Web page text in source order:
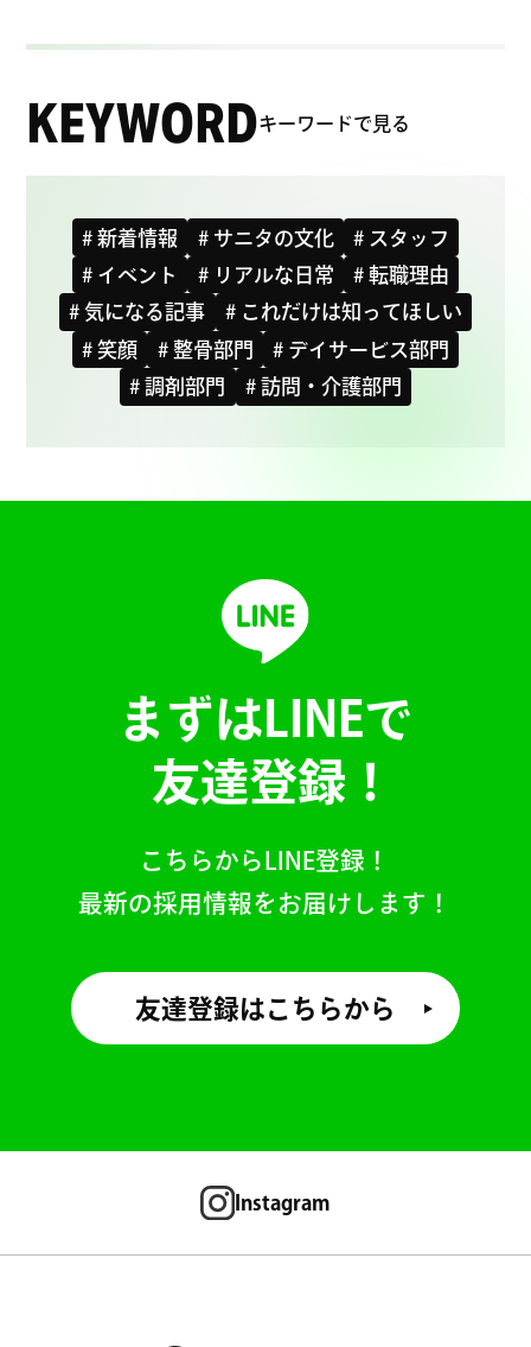
KEYWORDキーワードで見る
# 新着情報 # サニタの文化
# スタッフ
# イベント
# リアルな日常
# 転職理由
# 気になる記事
# これだけは知ってほしい
# 笑顔
# 整骨部門
# デイサービス部門
# 調剤部門
# 訪問・介護部門
まずはLINEで
友達登録！
こちらからLINE登録！
最新の採用情報をお届けします！
友達登録はこちらから
Instagram